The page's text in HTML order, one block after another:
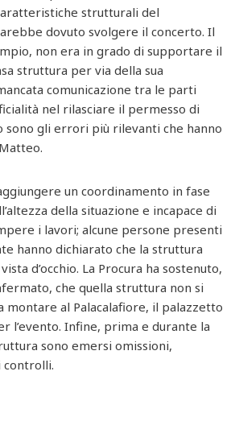
strutturali del
dovuto svolgere il concerto. Il
non era in grado di supportare il
struttura per via della sua
comunicazione tra le parti
nel rilasciare il permesso di
sono gli errori più rilevanti che hanno
un coordinamento in fase
della situazione e incapace di
i lavori; alcune persone presenti
hanno dichiarato che la struttura
d’occhio. La Procura ha sostenuto,
che quella struttura non si
montare al Palacalafiore, il palazzetto
l’evento. Infine, prima e durante la
sono emersi omissioni,
controlli.